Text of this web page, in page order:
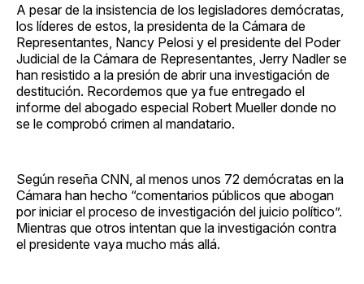
A pesar de la insistencia de los legisladores demócratas,
los líderes de estos, la presidenta de la Cámara de
Representantes, Nancy Pelosi y el presidente del Poder
Judicial de la Cámara de Representantes, Jerry Nadler se
han resistido a la presión de abrir una investigación de
destitución. Recordemos que ya fue entregado el
informe del abogado especial Robert Mueller donde no
se le comprobó crimen al mandatario.
Según reseña CNN, al menos unos 72 demócratas en la
Cámara han hecho “comentarios públicos que abogan
por iniciar el proceso de investigación del juicio político”.
Mientras que otros intentan que la investigación contra
el presidente vaya mucho más allá.